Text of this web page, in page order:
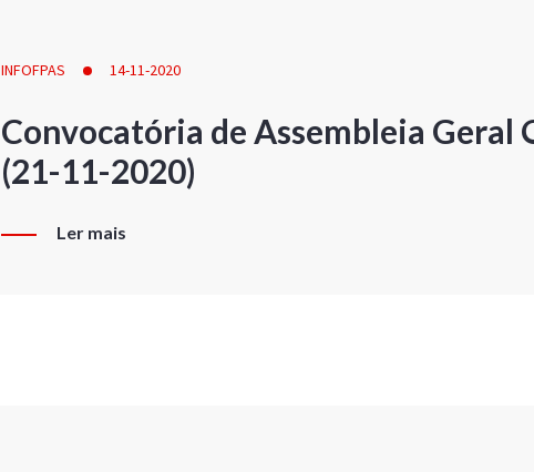
INFOFPAS 14-11-2020
Convocatória de Assembleia Geral
(21-11-2020)
Ler mais